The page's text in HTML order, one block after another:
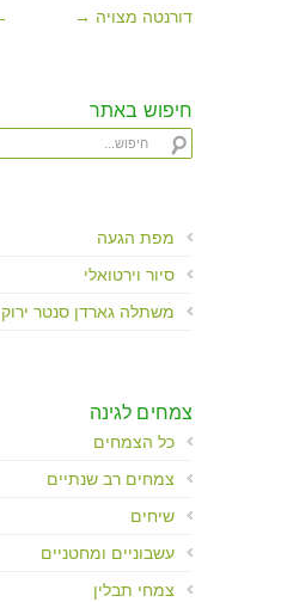
דורנטה מצויה →
חיפוש באתר
מפת הגעה
סיור וירטואלי
משתלה גארדן סנטר ירוק
צמחים לגינה
כל הצמחים
צמחים רב שנתיים
שיחים
עשבוניים ומחטניים
צמחי תבלין